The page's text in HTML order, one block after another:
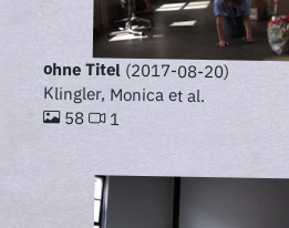
ohne Titel (2017-08-20)
Klingler, Monica et al.
58 1